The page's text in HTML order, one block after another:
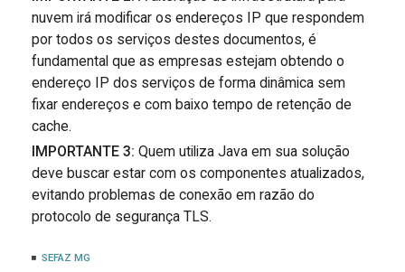
nuvem irá modificar os endereços IP que respondem
por todos os serviços destes documentos, é
fundamental que as empresas estejam obtendo o
endereço IP dos serviços de forma dinâmica sem
fixar endereços e com baixo tempo de retenção de
cache.
IMPORTANTE 3: Quem utiliza Java em sua solução
deve buscar estar com os componentes atualizados,
evitando problemas de conexão em razão do
protocolo de segurança TLS.
SEFAZ MG